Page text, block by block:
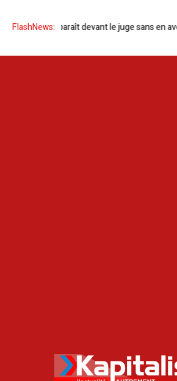
FlashNews:
comparaît devant le juge sans en avoir